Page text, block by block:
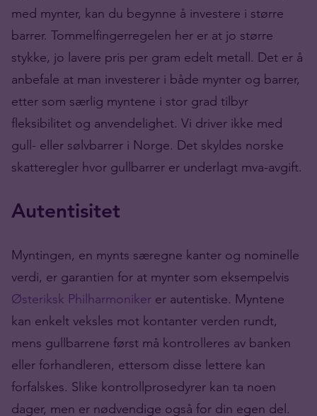
med mynter, kan du begynne å investere i større
barrer. Tommelfingerregelen her er at jo større
stykke, jo lavere pris per gram edelt metall. Det er å
anbefale at man investerer i både mynter og barrer,
etter som særlig myntene i stor grad tilbyr
fleksibilitet og anvendelighet. Vi driver ikke med
gull- eller sølvbarrer i Norge. Det skyldes norske
skatteregler hvor gullbarrer er underlagt mva-avgift.
Autentisitet
Myntingen, en mynts særegne kanter og nominelle
verdi, er garantien for at mynter som eksempelvis
Østeriksk Philharmoniker er autentiske. Myntene
kan enkelt veksles mot kontanter verden rundt,
mens gullbarrene først må kontrolleres av banken
eller forhandleren, ettersom disse lettere kan
forfalskes. Slike kontrollprosedyrer kan ta noen
dager, men er nødvendige også for din egen del.